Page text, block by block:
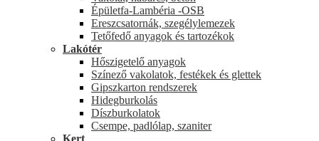
Épületfa-Lambéria -OSB
Ereszcsatornák, szegélylemezek
Tetőfedő anyagok és tartozékok
Lakótér
Hőszigetelő anyagok
Színező vakolatok, festékek és glettek
Gipszkarton rendszerek
Hidegburkolás
Díszburkolatok
Csempe, padlólap, szaniter
Kert